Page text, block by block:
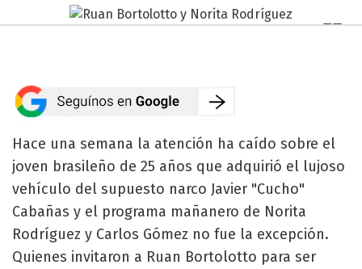
Hace una semana la atención ha caído sobre el
joven brasileño de 25 años que adquirió el lujoso
vehículo del supuesto narco Javier "Cucho"
Cabañas y el programa mañanero de Norita
Rodríguez y Carlos Gómez no fue la excepción.
Quienes invitaron a Ruan Bortolotto para ser